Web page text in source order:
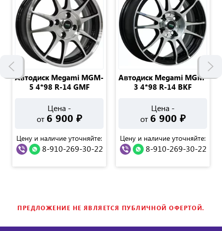
Автодиск Megami MGM-
5 4*98 R-14 GMF
Цена -
от 6 900 ₽
Цену и наличие уточняйте:
8-910-269-30-22
Автодиск Megami MGM-
3 4*98 R-14 BKF
Цена -
от 6 900 ₽
Цену и наличие уточняйте:
8-910-269-30-22
ПРЕДЛОЖЕНИЕ НЕ ЯВЛЯЕТСЯ ПУБЛИЧНОЙ ОФЕРТОЙ.